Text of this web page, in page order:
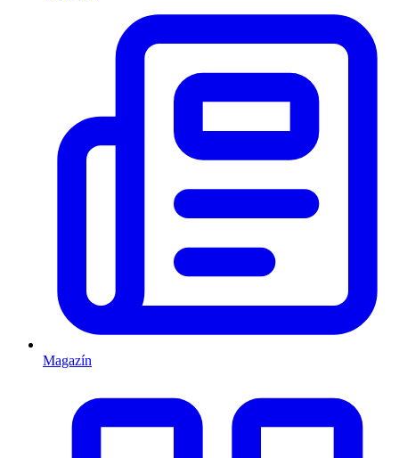
Magazín